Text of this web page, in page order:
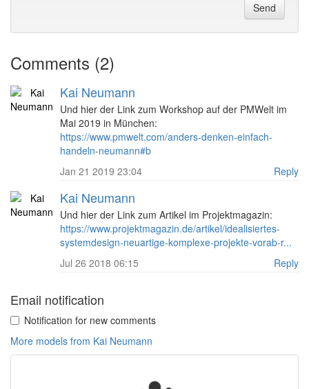
Send
Comments (2)
Kai Neumann
Und hier der Link zum Workshop auf der PMWelt im
Mai 2019 in München:
https://www.pmwelt.com/anders-denken-einfach-
handeln-neumann#b
Jan 21 2019 23:04
Reply
Kai Neumann
Und hier der Link zum Artikel im Projektmagazin:
https://www.projektmagazin.de/artikel/idealisiertes-
systemdesign-neuartige-komplexe-projekte-vorab-r...
Jul 26 2018 06:15
Reply
Email notification
Notification for new comments
More models from Kai Neumann